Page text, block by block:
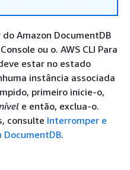
Amazon DocumentDB
ou o. AWS CLI Para
estar no estado
instância associada
primeiro inicie-o,
e então, exclua-o.
consulte Interromper e
DocumentDB.